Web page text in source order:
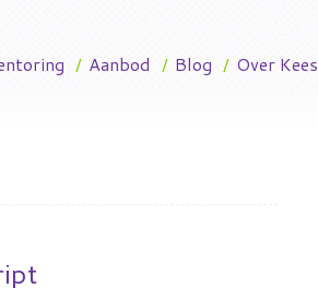
/ Aanbod / Blog / Over Kees